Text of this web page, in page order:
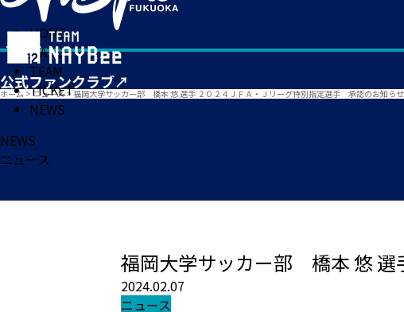
HOME
MATCH
TEAM
TICKET
NEWS
ホーム > ニュース> 福岡大学サッカー部 橋本 悠 選手 ２０２４ＪＦＡ・Ｊリーグ特別指定選手 承認のお知らせ
NEWS
ニュース
福岡大学サッカー部 橋本 悠
2024.02.07
ニュース